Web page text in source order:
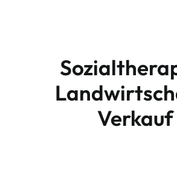
Verkauf